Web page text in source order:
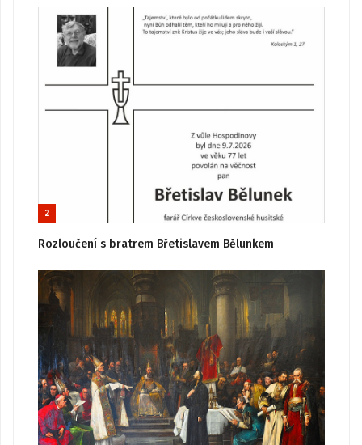
2
Rozloučení s bratrem Břetislavem Bělunkem